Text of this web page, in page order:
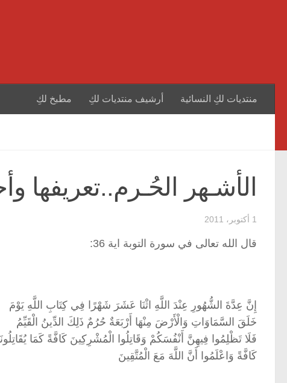
منتديات لكِ النسائية أرشيف منتديات لكِ مطبخ لكِ
الأشـهر الحُـرم..تعريفها
1 أكتوبر، 2011
قال الله تعالى في سورة التوبة اية 36:
إِنَّ عِدَّةَ الشُّهُورِ عِنْدَ اللَّهِ اثْنَا عَشَرَ شَهْرًا فِي كِتَابِ اللَّهِ يَوْمَ
خَلَقَ السَّمَاوَاتِ وَالْأَرْضَ مِنْهَا أَرْبَعَةٌ حُرُمٌ ذَلِكَ الدِّينُ الْقَيِّمُ
فَلَا تَظْلِمُوا فِيهِنَّ أَنْفُسَكُمْ وَقَاتِلُوا الْمُشْرِكِينَ كَافَّةً كَمَا
كَافَّةً وَاعْلَمُوا أَنَّ اللَّهَ مَعَ الْمُتَّقِينَ